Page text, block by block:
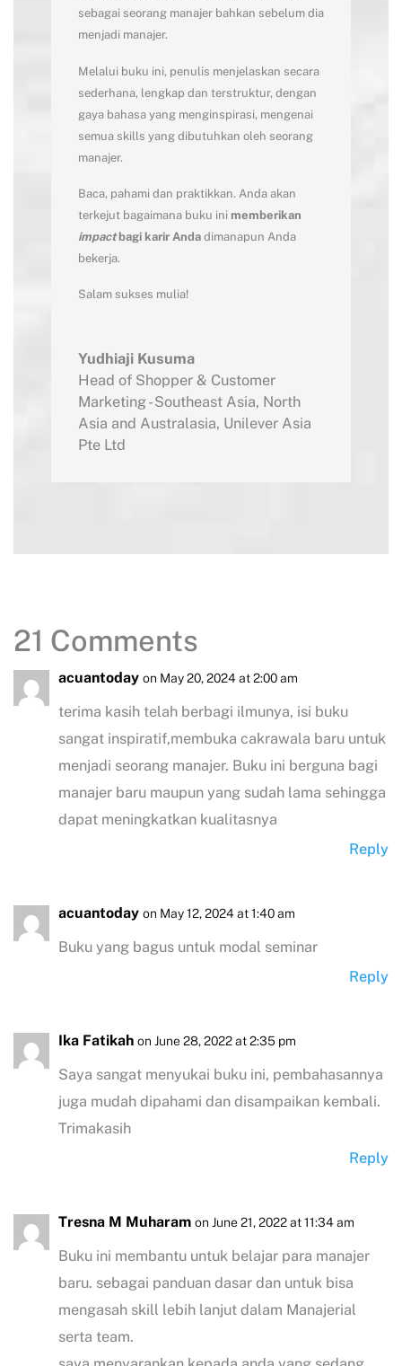
sebagai seorang manajer bahkan sebelum dia
menjadi manajer.
Melalui buku ini, penulis menjelaskan secara
sederhana, lengkap dan terstruktur, dengan
gaya bahasa yang menginspirasi, mengenai
semua skills yang dibutuhkan oleh seorang
manajer.
Baca, pahami dan praktikkan. Anda akan
terkejut bagaimana buku ini memberikan
impactbagi karir Andadimanapun Anda
bekerja.
Salam sukses mulia!
Yudhiaji Kusuma
Head of Shopper & Customer
Marketing - Southeast Asia, North
Asia and Australasia, Unilever Asia
Pte Ltd
21 Comments
acuantoday on May 20, 2024 at 2:00 am
terima kasih telah berbagi ilmunya, isi buku
sangat inspiratif,membuka cakrawala baru untuk
menjadi seorang manajer. Buku ini berguna bagi
manajer baru maupun yang sudah lama sehingga
dapat meningkatkan kualitasnya
Reply
acuantoday on May 12, 2024 at 1:40 am
Buku yang bagus untuk modal seminar
Reply
Ika Fatikah on June 28, 2022 at 2:35 pm
Saya sangat menyukai buku ini, pembahasannya
juga mudah dipahami dan disampaikan kembali.
Trimakasih
Reply
Tresna M Muharam on June 21, 2022 at 11:34 am
Buku ini membantu untuk belajar para manajer
baru. sebagai panduan dasar dan untuk bisa
mengasah skill lebih lanjut dalam Manajerial
serta team.